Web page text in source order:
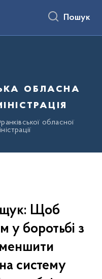
Пошук
обласна
обласної
Щоб
у боротьбі з
систему